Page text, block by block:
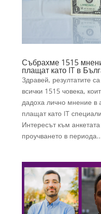
Събрахме 1515
плащат като IT в
Здравей, резултатите
всички 1515 човека,
дадоха лично мнение в
плащат като IT
Интересът към
проучването в